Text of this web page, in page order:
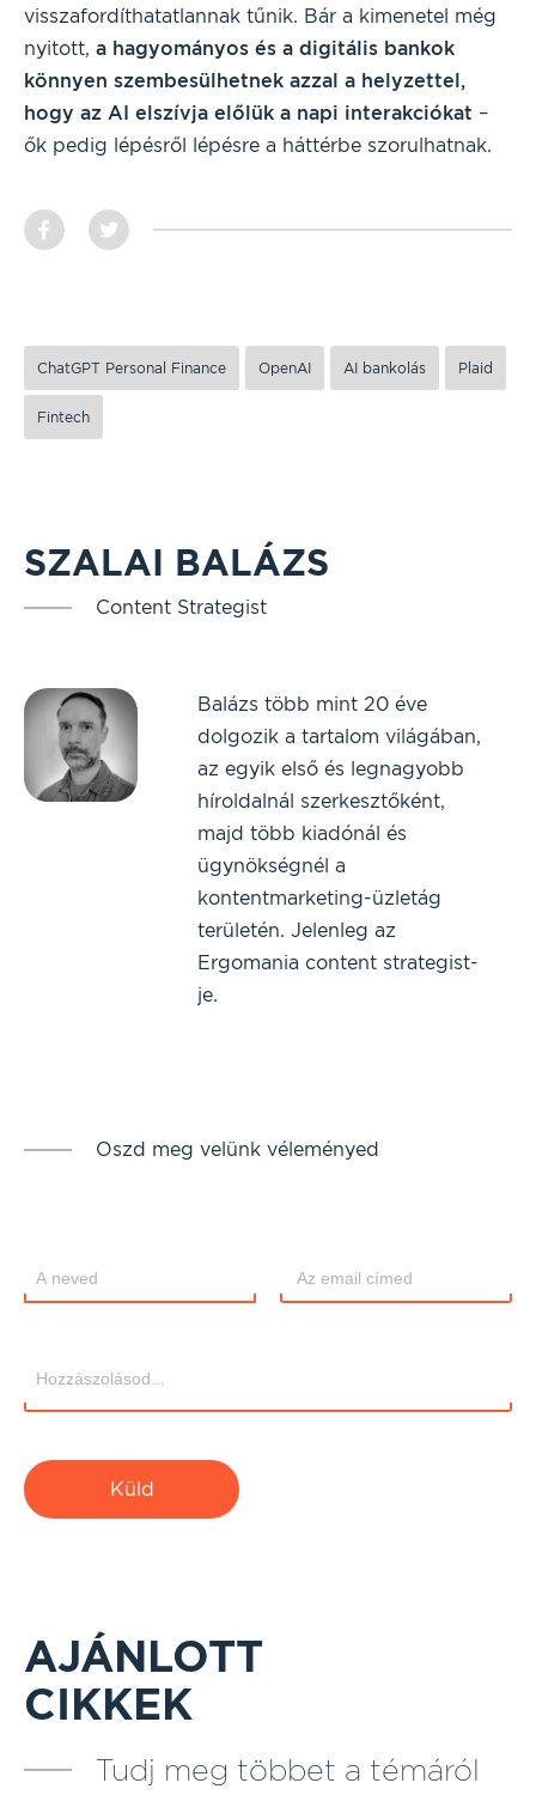
visszafordíthatatlannak tűnik. Bár a kimenetel még
nyitott, a hagyományos és a digitális bankok
könnyen szembesülhetnek azzal a helyzettel,
hogy az AI elszívja előlük a napi interakciókat –
ők pedig lépésről lépésre a háttérbe szorulhatnak.
ChatGPT Personal Finance OpenAI AI bankolás Plaid
Fintech
SZALAI BALÁZS
Content Strategist
Balázs több mint 20 éve
dolgozik a tartalom világában,
az egyik első és legnagyobb
híroldalnál szerkesztőként,
majd több kiadónál és
ügynökségnél a
kontentmarketing-üzletág
területén. Jelenleg az
Ergomania content strategist-
je.
Oszd meg velünk véleményed
Küld
AJÁNLOTT
CIKKEK
Tudj meg többet a témáról